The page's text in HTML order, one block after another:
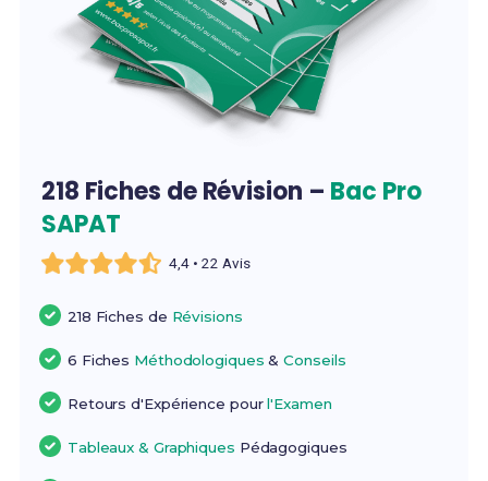
218 Fiches de Révision – Bac Pro
SAPAT
4,4 • 22 Avis
218 Fiches de Révisions
6 Fiches Méthodologiques &Conseils
Retours d'Expérience pourl'Examen
Tableaux & Graphiques Pédagogiques